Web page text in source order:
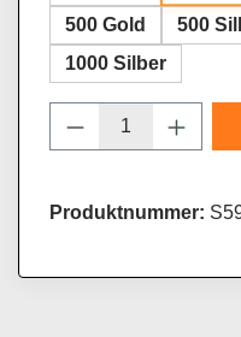
500 Gold
500
1000 Silber
Produkt
Produktnummer: